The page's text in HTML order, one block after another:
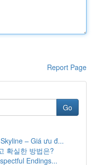
Report Page
Go
– Giá ưu đ...
확실한 방법은?
Endings...